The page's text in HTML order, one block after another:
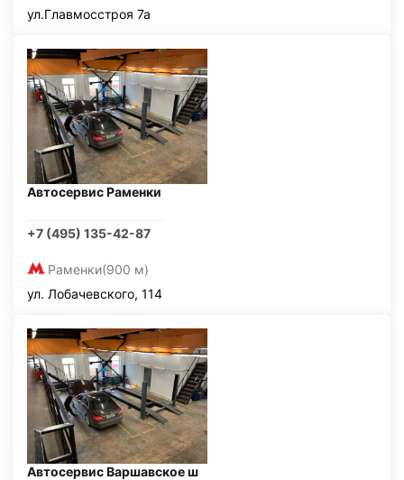
ул.Главмосстроя 7а
Автосервис Раменки
+7 (495) 135-42-87
Раменки(900 м)
ул. Лобачевского, 114
Автосервис Варшавское ш